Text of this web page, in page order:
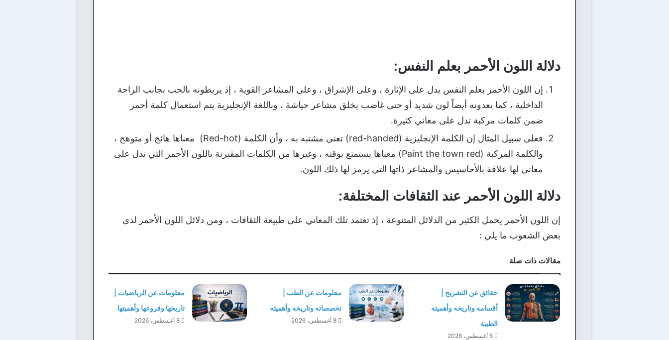
دلالة اللون الأحمر بعلم النفس:
إن اللون الأحمر بعلم النفس يدل على الإثارة ، وعلى الإشراق ، وعلى المشاعر القوية ، إذ يربطونه بالحب بجانب الراحة
الداخلية ، كما يعدونه أيضاً لون شديد أو حتى غاضب يخلق مشاعر جياشة ، وباللغة الإنجليزية يتم استعمال كلمة أحمر
ضمن كلمات مركبة تدل على معاني كثيرة.
فعلى سبيل المثال إن الكلمة الإنجليزية (red-handed) تعني مشتبه به ، وأن الكلمة (Red-hot) معناها هائج أو متوهج ،
والكلمة المركبة (Paint the town red) معناها يستمتع بوقته ، وغيرها من الكلمات المقترنة باللون الأحمر التي تدل على
معاني لها علاقة بالأحاسيس والمشاعر ذاتها التي يرمز لها ذلك اللون.
دلالة اللون الأحمر عند الثقافات المختلفة:
إن اللون الأحمر يحمل الكثير من الدلائل المتنوعة ، إذ تعتمد تلك المعاني على طبيعة الثقافات ، ومن دلائل اللون الأحمر لدى
بعض الشعوب ما يلي :
مقالات ذات صلة
حقائق عن التشريح |
أقسامه وتاريخه وأهميته
الطبية
8 أغسطس، 2026
معلومات عن الطب |
تخصصاته وتاريخه وأهميته
8 أغسطس، 2026
معلومات عن الرياضيات |
تاريخها وفروعها وأهميتها
8 أغسطس، 2026